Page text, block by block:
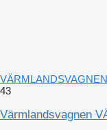
43
Värmlandsvagnen